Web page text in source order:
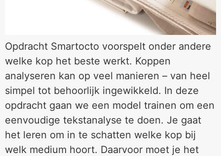
Opdracht Smartocto voorspelt onder andere
welke kop het beste werkt. Koppen
analyseren kan op veel manieren – van heel
simpel tot behoorlijk ingewikkeld. In deze
opdracht gaan we een model trainen om een
eenvoudige tekstanalyse te doen. Je gaat
het leren om in te schatten welke kop bij
welk medium hoort. Daarvoor moet je het